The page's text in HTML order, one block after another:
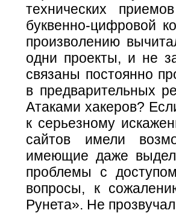
технических
буквенно-цифровой
произволению
одни проекты, и не
связаны постоянно
в предварительных
Атаками хакеров?
к серьезному
сайтов имели
имеющие даже
проблемы с
вопросы, к
Рунета». Не